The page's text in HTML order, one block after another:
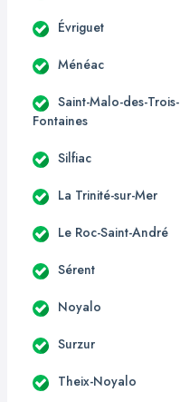
Évriguet
Ménéac
Saint-Malo-des-Trois-
Fontaines
Silfiac
La Trinité-sur-Mer
Le Roc-Saint-André
Sérent
Noyalo
Surzur
Theix-Noyalo